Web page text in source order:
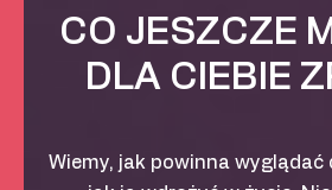
CO JESZCZE
DLA CIEBIE
Wiemy, jak powinna